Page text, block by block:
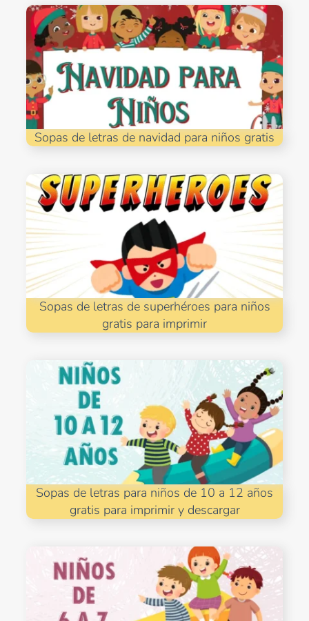
Sopas de letras de navidad para niños gratis
Sopas de letras de superhéroes para niños
gratis para imprimir
Sopas de letras para niños de 10 a 12 años
gratis para imprimir y descargar